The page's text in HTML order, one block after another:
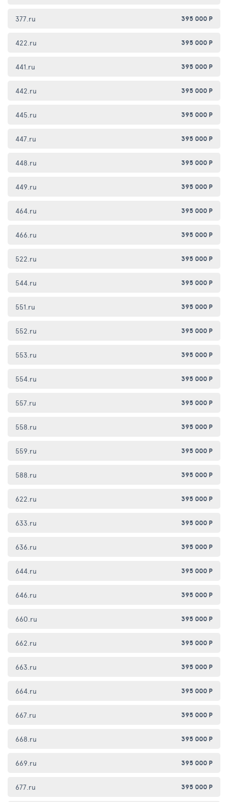
377.ru 395 000 Р
422.ru 395 000 Р
441.ru 395 000 Р
442.ru 395 000 Р
445.ru 395 000 Р
447.ru 395 000 Р
448.ru 395 000 Р
449.ru 395 000 Р
464.ru 395 000 Р
466.ru 395 000 Р
522.ru 395 000 Р
544.ru 395 000 Р
551.ru 395 000 Р
552.ru 395 000 Р
553.ru 395 000 Р
554.ru 395 000 Р
557.ru 395 000 Р
558.ru 395 000 Р
559.ru 395 000 Р
588.ru 395 000 Р
622.ru 395 000 Р
633.ru 395 000 Р
636.ru 395 000 Р
644.ru 395 000 Р
646.ru 395 000 Р
660.ru 395 000 Р
662.ru 395 000 Р
663.ru 395 000 Р
664.ru 395 000 Р
667.ru 395 000 Р
668.ru 395 000 Р
669.ru 395 000 Р
677.ru 395 000 Р